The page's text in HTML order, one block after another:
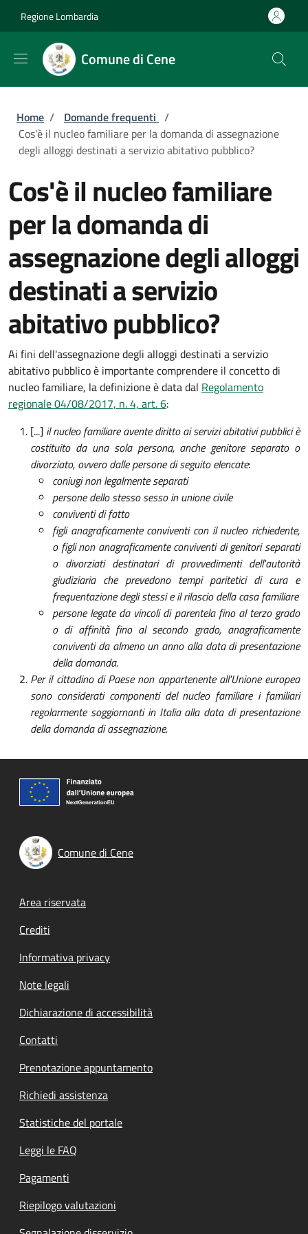
Regione Lombardia
Comune di Cene
Briciole di pane
Home / Domande frequenti /
Cos'è il nucleo familiare per la domanda di assegnazione
degli alloggi destinati a servizio abitativo pubblico?
Cos'è il nucleo familiare
per la domanda di
assegnazione degli alloggi
destinati a servizio
abitativo pubblico?
Ai fini dell'assegnazione degli alloggi destinati a servizio
abitativo pubblico è importante comprendere il concetto di
nucleo familiare, la definizione è data dal Regolamento
regionale 04/08/2017, n. 4, art. 6:
[...] il nucleo familiare avente diritto ai servizi abitativi pubblici è
costituito da una sola persona, anche genitore separato o
divorziato, ovvero dalle persone di seguito elencate:
coniugi non legalmente separati
persone dello stesso sesso in unione civile
conviventi di fatto
figli anagraficamente conviventi con il nucleo richiedente,
o figli non anagraficamente conviventi di genitori separati
o divorziati destinatari di provvedimenti dell'autorità
giudiziaria che prevedono tempi paritetici di cura e
frequentazione degli stessi e il rilascio della casa familiare
persone legate da vincoli di parentela fino al terzo grado
o di affinità fino al secondo grado, anagraficamente
conviventi da almeno un anno alla data di presentazione
della domanda.
Per il cittadino di Paese non appartenente all'Unione europea
sono considerati componenti del nucleo familiare i familiari
regolarmente soggiornanti in Italia alla data di presentazione
della domanda di assegnazione.
Comune di Cene
Footer menu
Area riservata
Crediti
Informativa privacy
Note legali
Dichiarazione di accessibilità
Contatti
Prenotazione appuntamento
Richiedi assistenza
Statistiche del portale
Leggi le FAQ
Pagamenti
Riepilogo valutazioni